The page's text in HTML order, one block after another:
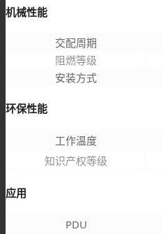
机械性能
交配周期
阻燃等级
安装方式
环保性能
工作温度
知识产权等级
应用
PDU